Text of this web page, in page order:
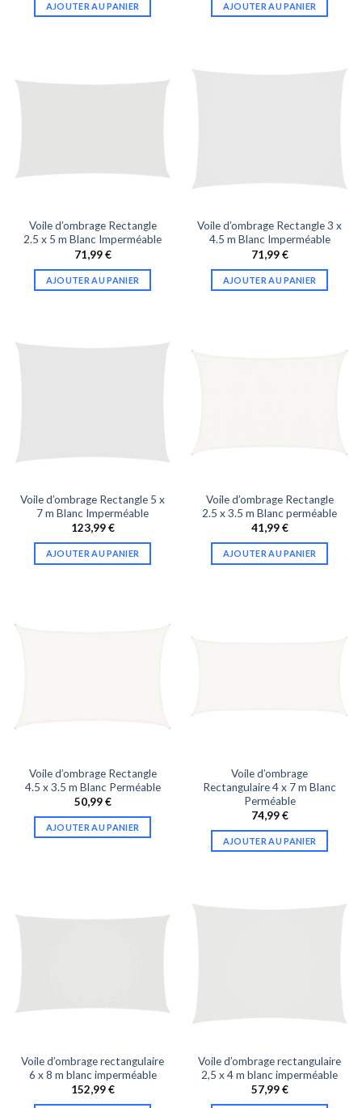
AJOUTER AU PANIER AJOUTER AU PANIER
Voile d’ombrage Rectangle
2.5 x 5 m Blanc Imperméable
71,99€
AJOUTER AU PANIER
Voile d’ombrage Rectangle 3 x
4.5 m Blanc Imperméable
71,99€
AJOUTER AU PANIER
Voile d’ombrage Rectangle 5 x
7 m Blanc Imperméable
123,99€
AJOUTER AU PANIER
Voile d’ombrage Rectangle
2.5 x 3.5 m Blanc perméable
41,99€
AJOUTER AU PANIER
Voile d’ombrage Rectangle
4.5 x 3.5 m Blanc Perméable
50,99€
AJOUTER AU PANIER
Voile d’ombrage
Rectangulaire 4 x 7 m Blanc
Perméable
74,99€
AJOUTER AU PANIER
Voile d’ombrage rectangulaire
6 x 8 m blanc imperméable
152,99€
Voile d’ombrage rectangulaire
2,5 x 4 m blanc imperméable
57,99€